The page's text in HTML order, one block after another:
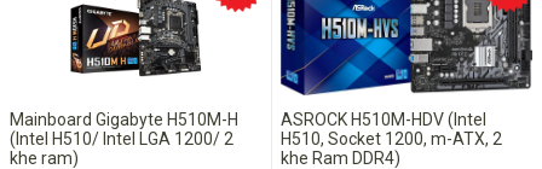
Mainboard Gigabyte H510M-H
(Intel H510/ Intel LGA 1200/ 2
khe ram)
ASROCK H510M-HDV (Intel
H510, Socket 1200, m-ATX, 2
khe Ram DDR4)